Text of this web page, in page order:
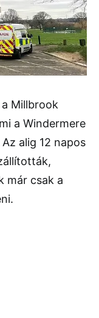
Millbrook
a Windermere
alig 12 napos
már csak a